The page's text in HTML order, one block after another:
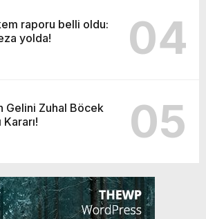
raporu belli oldu:
yolda!
04
Gelini Zuhal Böcek
Kararı!
05